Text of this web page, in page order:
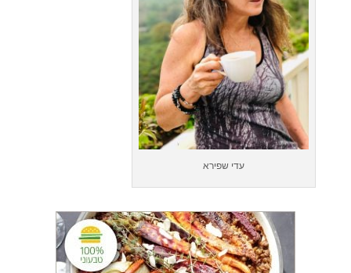
עדי שפירא